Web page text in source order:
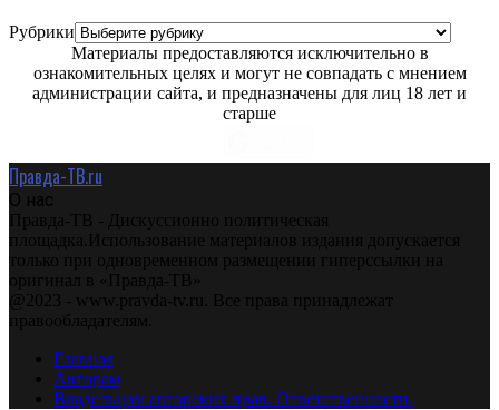
Рубрики
Материалы предоставляются исключительно в
ознакомительных целях и могут не совпадать с мнением
администрации сайта, и предназначены для лиц 18 лет и
старше
Правда-ТВ.ru
О нас
Правда-ТВ - Дискуссионно политическая
площадка.Использование материалов издания допускается
только при одновременном размещении гиперссылки на
оригинал в «Правда-ТВ»
@2023 - www.pravda-tv.ru. Все права принадлежат
правообладателям.
Главная
Авторам
Владельцам авторских прав. Ответственности.